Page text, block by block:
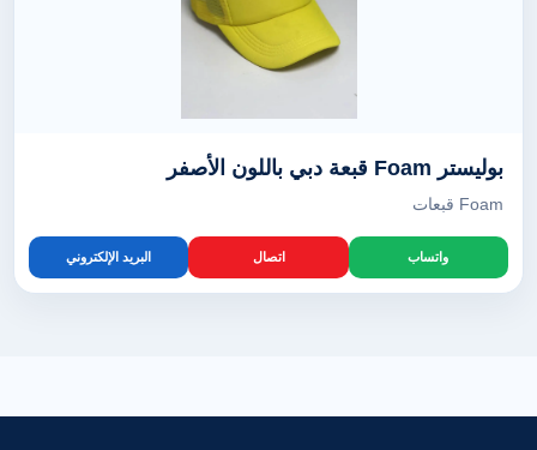
بوليستر Foam قبعة دبي باللون الأصفر
Foam قبعات
واتساب اتصال البريد الإلكتروني